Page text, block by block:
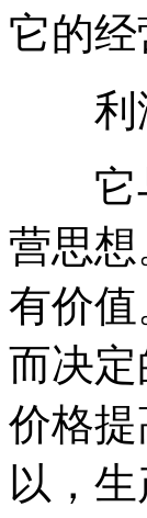
它的
利润
它与
营思
有价
而决
价格
以，